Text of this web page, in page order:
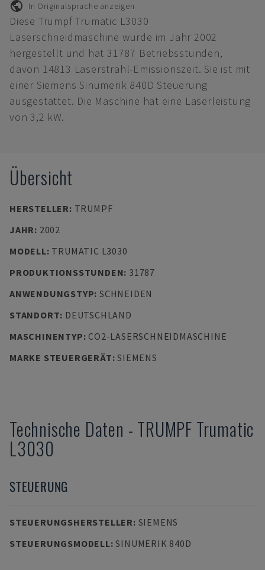
In Originalsprache anzeigen
Diese Trumpf Trumatic L3030
Laserschneidmaschine wurde im Jahr 2002
hergestellt und hat 31787 Betriebsstunden,
davon 14813 Laserstrahl-Emissionszeit. Sie ist mit
einer Siemens Sinumerik 840D Steuerung
ausgestattet. Die Maschine hat eine Laserleistung
von 3,2 kW.
Übersicht
HERSTELLER: TRUMPF
JAHR: 2002
MODELL: TRUMATIC L3030
PRODUKTIONSSTUNDEN: 31787
ANWENDUNGSTYP: SCHNEIDEN
STANDORT: DEUTSCHLAND
MASCHINENTYP: CO2-LASERSCHNEIDMASCHINE
MARKE STEUERGERÄT:SIEMENS
Technische Daten - TRUMPF Trumatic
L3030
STEUERUNG
STEUERUNGSHERSTELLER: SIEMENS
STEUERUNGSMODELL:SINUMERIK 840D